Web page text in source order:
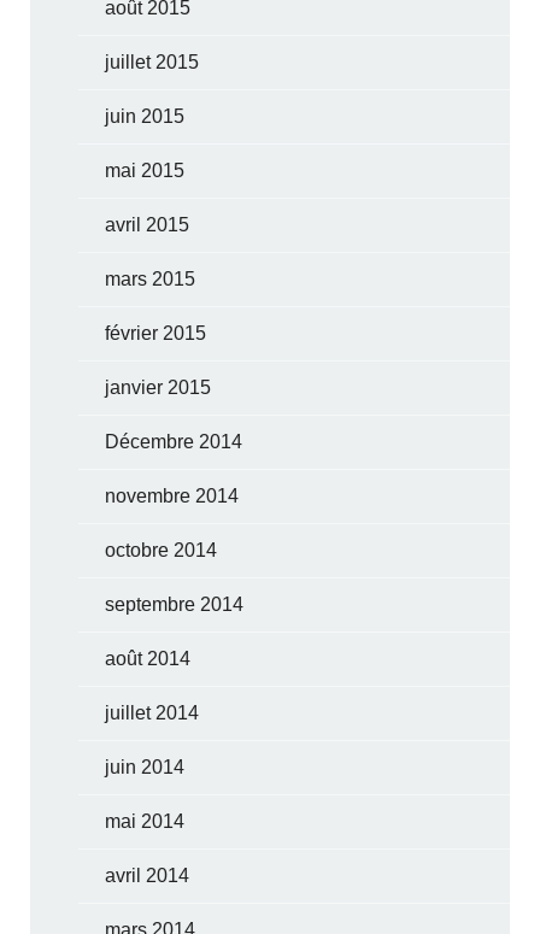
août 2015
juillet 2015
juin 2015
mai 2015
avril 2015
mars 2015
février 2015
janvier 2015
Décembre 2014
novembre 2014
octobre 2014
septembre 2014
août 2014
juillet 2014
juin 2014
mai 2014
avril 2014
mars 2014